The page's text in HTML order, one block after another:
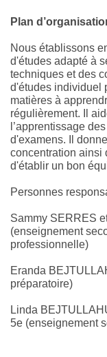
Plan
Nous établissons
d'études adapté à
techniques et des
d'études individuel
matières à
régulièrement. Il
l’apprentissage
d'examens. Il
concentration ainsi
d'établir un bon
Personnes
Sammy SERRES
(enseignement
professionnelle)
Eranda
préparatoire)
Linda
5e (enseignement